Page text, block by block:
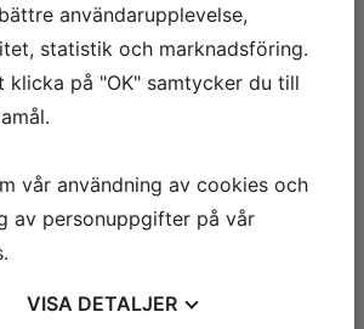
produkteranvändarupplevelse,
statistik och marknadsföring.
klicka på "OK" samtycker du till
vår användning av cookies och
av personuppgifter på vår
VISA DETALJER